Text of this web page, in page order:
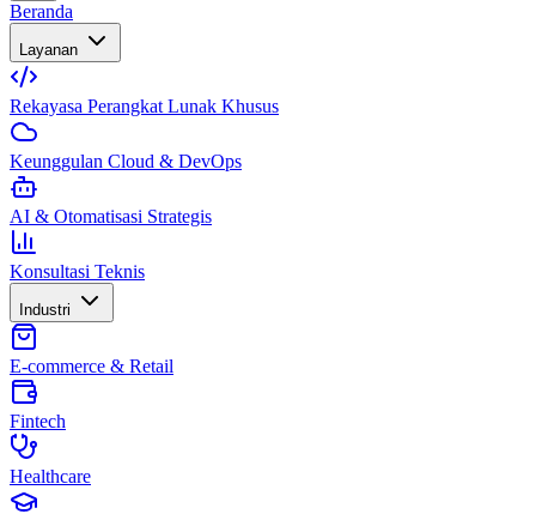
Beranda
Layanan
Rekayasa Perangkat Lunak Khusus
Keunggulan Cloud & DevOps
AI & Otomatisasi Strategis
Konsultasi Teknis
Industri
E-commerce & Retail
Fintech
Healthcare